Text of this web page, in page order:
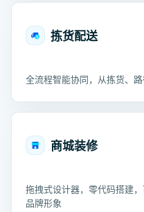
拣货配送
全流程智能协同，从拣货、
商城装修
拖拽式设计器，零代码搭建
品牌形象